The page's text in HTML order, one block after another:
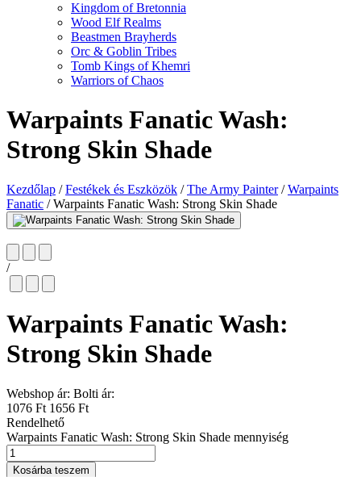
Kingdom of Bretonnia
Wood Elf Realms
Beastmen Brayherds
Orc & Goblin Tribes
Tomb Kings of Khemri
Warriors of Chaos
Warpaints Fanatic Wash:
Strong Skin Shade
Kezdőlap / Festékek és Eszközök / The Army Painter / Warpaints
Fanatic /Warpaints Fanatic Wash: Strong Skin Shade
/
Warpaints Fanatic Wash:
Strong Skin Shade
Webshop ár: Bolti ár:
1076 Ft 1656 Ft
Rendelhető
Warpaints Fanatic Wash: Strong Skin Shade mennyiség
Kosárba teszem